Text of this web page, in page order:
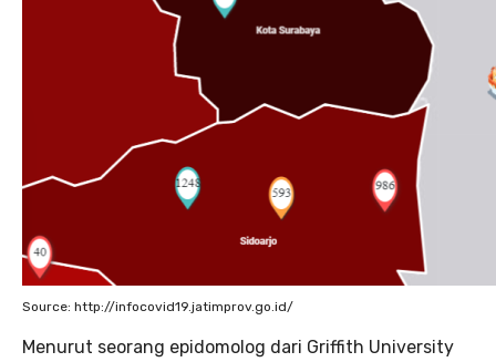
Source: http://infocovid19.jatimprov.go.id/
Menurut seorang epidomolog dari Griffith University